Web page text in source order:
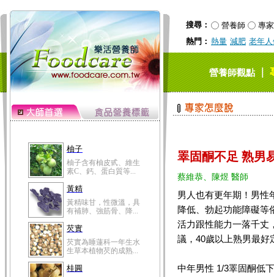
搜尋： 營養師
專家
熱門： 熱量 減肥 老年
營養師觀點｜
柚子
柚子含有柚皮甙、維生
素C、鈣、蛋白質等...
黃精
黃精味甘，性微溫，具
有補肺、強筋骨、降...
芡實
芡實為睡蓮科一年生水
生草本植物芡的成熟...
桂圓
睪固酮不足 熟男
蔡維恭、陳煜 醫師
男人也有更年期！男性
降低、勃起功能障礙等
活力跟性能力一落千丈
議，40歲以上熟男最好
中年男性 1/3睪固酮低下